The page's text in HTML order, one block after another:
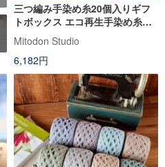
三つ編み手染め糸20個入りギフ
トボックス エコ再生手染め糸ギ
フトセット 編み物毛糸セット 手
作り
Mitodon Studio
6,182円